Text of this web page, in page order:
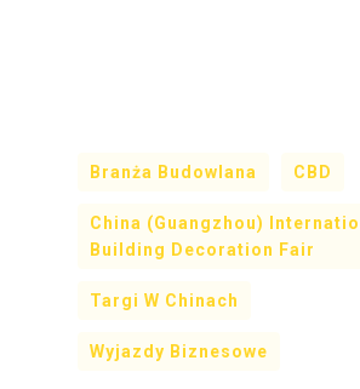
Branża Budowlana CBD
China (Guangzhou)
Building Decoration Fair
Targi W Chinach
Wyjazdy Biznesowe